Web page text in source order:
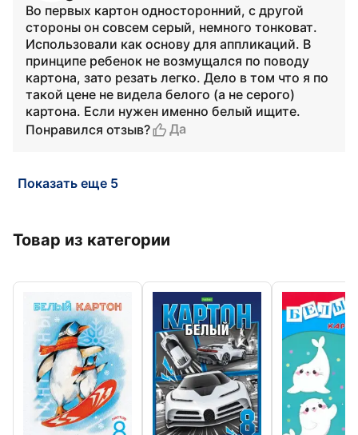
Во первых картон односторонний, с другой
стороны он совсем серый, немного тонковат.
Использовали как основу для аппликаций. В
принципе ребенок не возмущался по поводу
картона, зато резать легко. Дело в том что я по
такой цене не видела белого (а не серого)
картона. Если нужен именно белый ищите.
Понравился отзыв?
Да
Показать еще 5
Товар из категории